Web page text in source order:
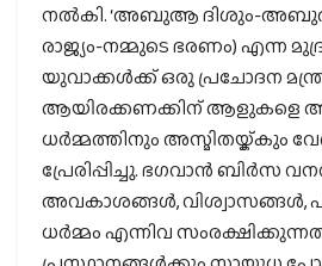
നല്‍കി. ‘അബുആ ദിശും-അബുആ
രാജ്യം-നമ്മുടെ ഭരണം) എന്ന
യുവാക്കള്‍ക്ക് ഒരു പ്രചോദന
ആയിരക്കണക്കിന് ആളുകളെ
ധര്‍മ്മത്തിനും അസ്മിതയ്ക്കും
പ്രേരിപ്പിച്ചു. ഭഗവാന്‍ ബിര്‍സ
അവകാശങ്ങള്‍, വിശ്വാസങ്ങള്‍,
ധര്‍മ്മം എന്നിവ